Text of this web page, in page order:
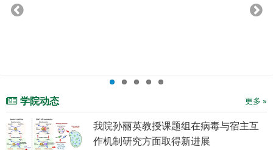
学院动态 更多 »
我院孙丽英教授课题组在病毒与宿主互
作机制研究方面取得新进展